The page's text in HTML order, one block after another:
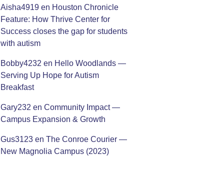
Aisha4919 en Houston Chronicle
Feature: How Thrive Center for
Success closes the gap for students
with autism
Bobby4232 en Hello Woodlands —
Serving Up Hope for Autism
Breakfast
Gary232 en Community Impact —
Campus Expansion & Growth
Gus3123 en The Conroe Courier —
New Magnolia Campus (2023)